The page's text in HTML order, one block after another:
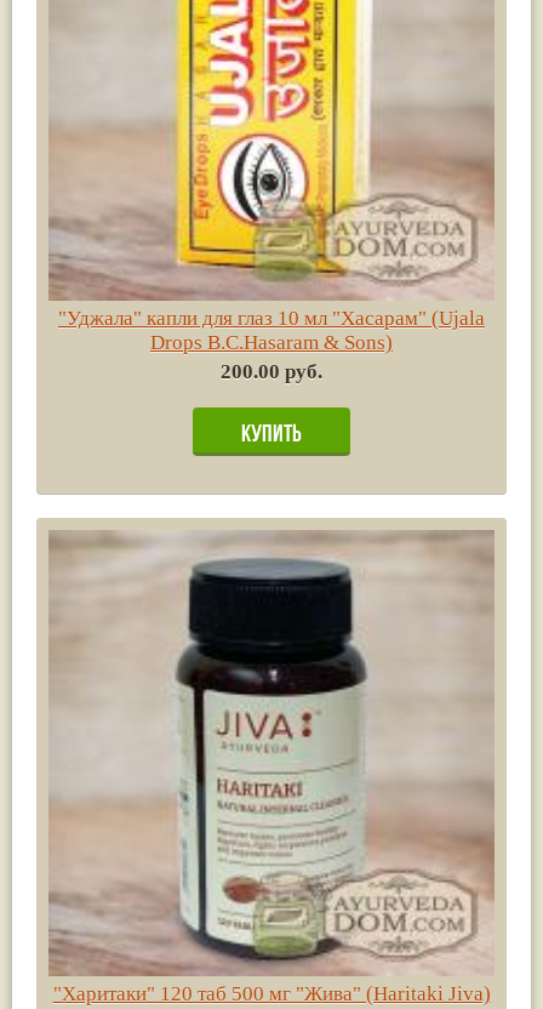
"Уджала" капли для глаз 10 мл "Хасарам" (Ujala
Drops B.C.Hasaram & Sons)
200.00 руб.
"Харитаки" 120 таб 500 мг "Жива" (Haritaki Jiva)